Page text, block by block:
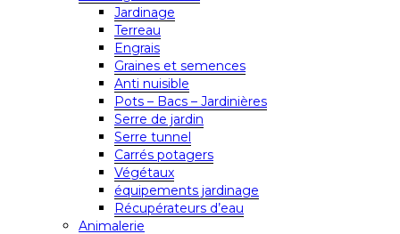
Jardinage
Terreau
Engrais
Graines et semences
Anti nuisible
Pots – Bacs – Jardinières
Serre de jardin
Serre tunnel
Carrés potagers
Végétaux
équipements jardinage
Récupérateurs d’eau
Animalerie